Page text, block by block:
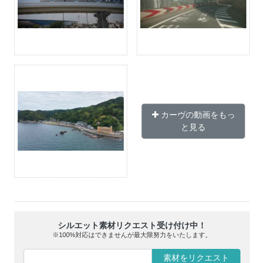
カーヴの動画をもっ
と見る
シルエット素材リクエスト受け付け中！
※100%対応はできませんが最大限努力をいたします。
素材をリクエスト